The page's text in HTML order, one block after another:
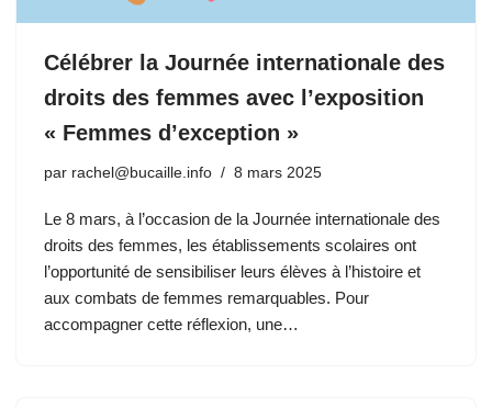
Célébrer la Journée internationale des
droits des femmes avec l’exposition
« Femmes d’exception »
par rachel@bucaille.info 8 mars 2025
Le 8 mars, à l’occasion de la Journée internationale des
droits des femmes, les établissements scolaires ont
l’opportunité de sensibiliser leurs élèves à l’histoire et
aux combats de femmes remarquables. Pour
accompagner cette réflexion, une…